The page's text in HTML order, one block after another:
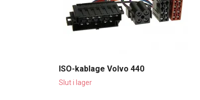
ISO-kablage Volvo 440
Slut i lager